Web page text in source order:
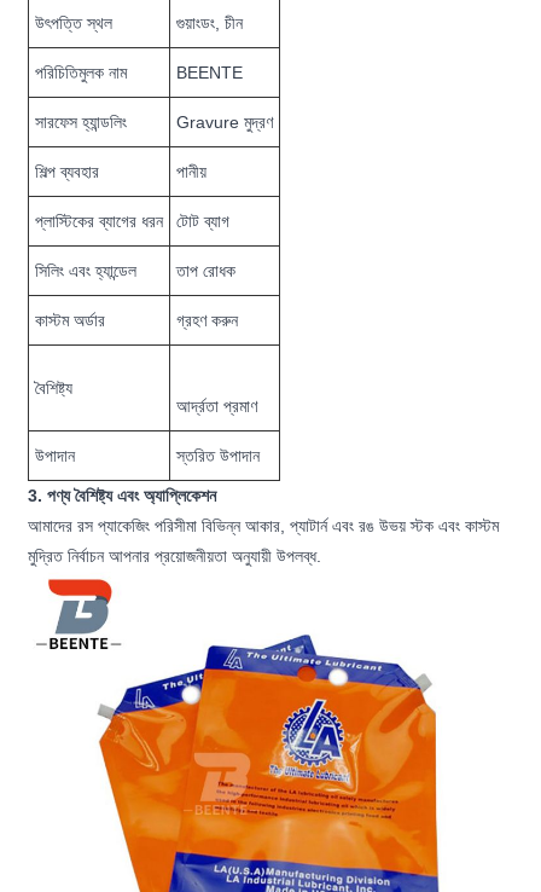
উৎপত্তি স্থল গুয়াংডং, চীন
পরিচিতিমুলক নাম BEENTE
সারফেস হ্যান্ডলিং Gravure মুদ্রণ
শিল্প ব্যবহার পানীয়
প্লাস্টিকের ব্যাগের ধরন টোট ব্যাগ
সিলিং এবং হ্যান্ডেল তাপ রোধক
কাস্টম অর্ডার গ্রহণ করুন
বৈশিষ্ট্য
আর্দ্রতা প্রমাণ
উপাদান স্তরিত উপাদান
3. পণ্য বৈশিষ্ট্য এবং অ্যাপ্লিকেশন
আমাদের রস প্যাকেজিং পরিসীমা বিভিন্ন আকার, প্যাটার্ন এবং রঙ উভয় স্টক এবং কাস্টম
মুদ্রিত নির্বাচন আপনার প্রয়োজনীয়তা অনুযায়ী উপলব্ধ.